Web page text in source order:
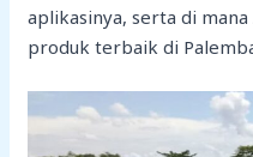
aplikasinya, serta di
produk terbaik di